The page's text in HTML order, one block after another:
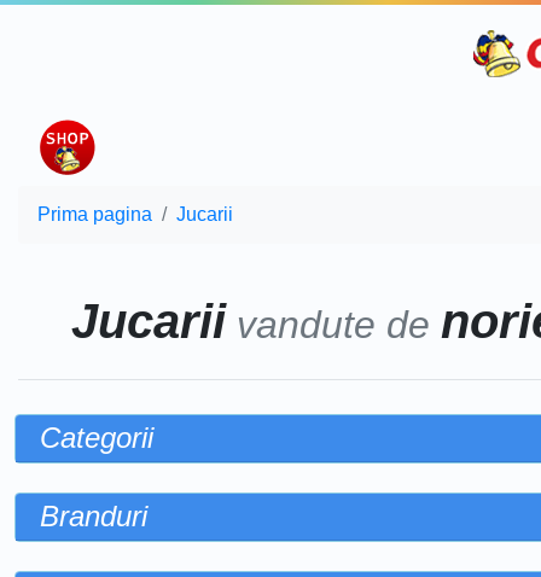
Prima pagina Jucarii
Jucariivandute de
Categorii
Branduri